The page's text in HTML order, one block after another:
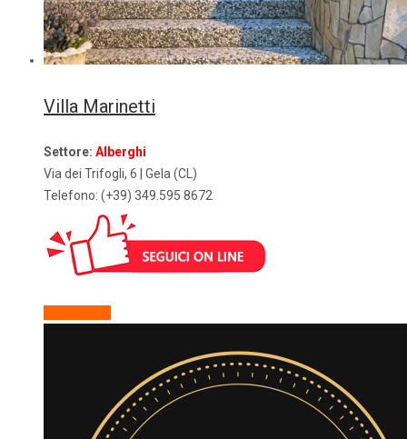
Villa Marinetti
Settore: Alberghi
Via dei Trifogli, 6 | Gela (CL)
Telefono: (+39) 349.595 8672